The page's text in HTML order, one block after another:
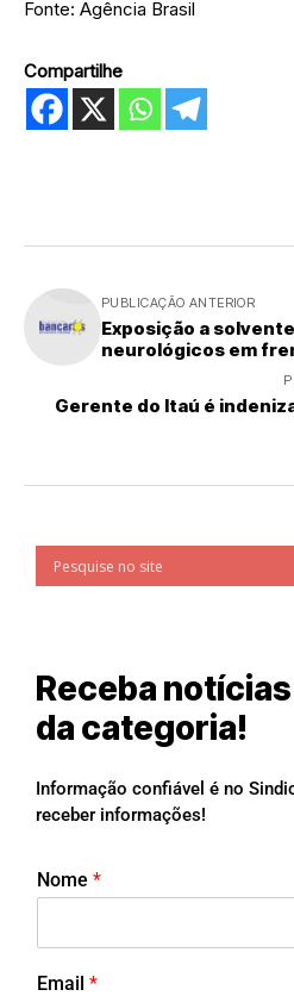
Fonte: Agência Brasil
Compartilhe
PUBLICAÇÃO ANTERIOR
Exposição a
neurológicos em
Gerente do Itaú é
Receba
da categoria!
Informação confiável é no
receber informações!
Nome *
Email *